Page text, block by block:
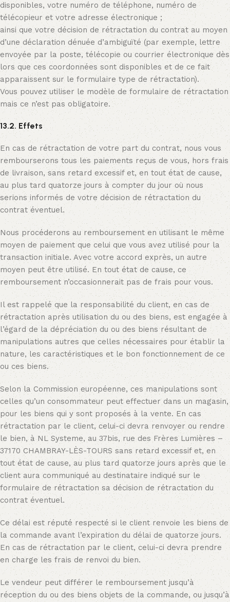
disponibles, votre numéro de téléphone, numéro de
télécopieur et votre adresse électronique ;
ainsi que votre décision de rétractation du contrat au moyen
d’une déclaration dénuée d’ambiguïté (par exemple, lettre
envoyée par la poste, télécopie ou courrier électronique dès
lors que ces coordonnées sont disponibles et de ce fait
apparaissent sur le formulaire type de rétractation).
Vous pouvez utiliser le modèle de formulaire de rétractation
mais ce n’est pas obligatoire.
13.2. Effets
En cas de rétractation de votre part du contrat, nous vous
rembourserons tous les paiements reçus de vous, hors frais
de livraison, sans retard excessif et, en tout état de cause,
au plus tard quatorze jours à compter du jour où nous
serions informés de votre décision de rétractation du
contrat éventuel.
Nous procéderons au remboursement en utilisant le même
moyen de paiement que celui que vous avez utilisé pour la
transaction initiale. Avec votre accord exprès, un autre
moyen peut être utilisé. En tout état de cause, ce
remboursement n’occasionnerait pas de frais pour vous.
Il est rappelé que la responsabilité du client, en cas de
rétractation après utilisation du ou des biens, est engagée à
l’égard de la dépréciation du ou des biens résultant de
manipulations autres que celles nécessaires pour établir la
nature, les caractéristiques et le bon fonctionnement de ce
ou ces biens.
Selon la Commission européenne, ces manipulations sont
celles qu’un consommateur peut effectuer dans un magasin,
pour les biens qui y sont proposés à la vente. En cas
rétractation par le client, celui-ci devra renvoyer ou rendre
le bien, à NL Systeme, au 37bis, rue des Frères Lumières –
37170 CHAMBRAY-LÈS-TOURS sans retard excessif et, en
tout état de cause, au plus tard quatorze jours après que le
client aura communiqué au destinataire indiqué sur le
formulaire de rétractation sa décision de rétractation du
contrat éventuel.
Ce délai est réputé respecté si le client renvoie les biens de
la commande avant l’expiration du délai de quatorze jours.
En cas de rétractation par le client, celui-ci devra prendre
en charge les frais de renvoi du bien.
Le vendeur peut différer le remboursement jusqu’à
réception du ou des biens objets de la commande, ou jusqu’à